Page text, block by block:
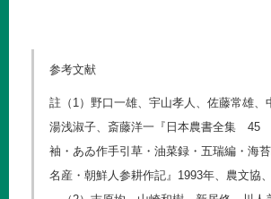
参考文献
註（1）野口一雄、宇山孝人、佐藤常雄、
湯浅淑子、斎藤洋一『日本農書全集
袖・あゐ作手引草・油菜録・五瑞編・海
名産・朝鮮人参耕作記』1993年、農文協